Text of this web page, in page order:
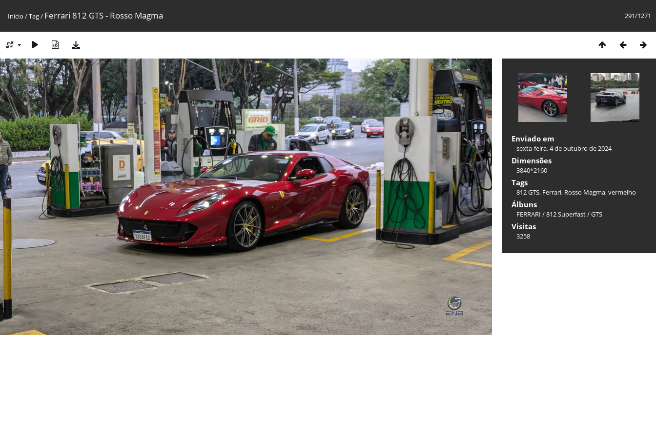
291/1271
Início /Tag/ Ferrari 812 GTS - Rosso Magma
Enviado em
sexta-feira, 4 de outubro de 2024
Dimensões
3840*2160
Tags
812 GTS, Ferrari, Rosso Magma,vermelho
Álbuns
FERRARI /812 Superfast / GTS
Visitas
3258